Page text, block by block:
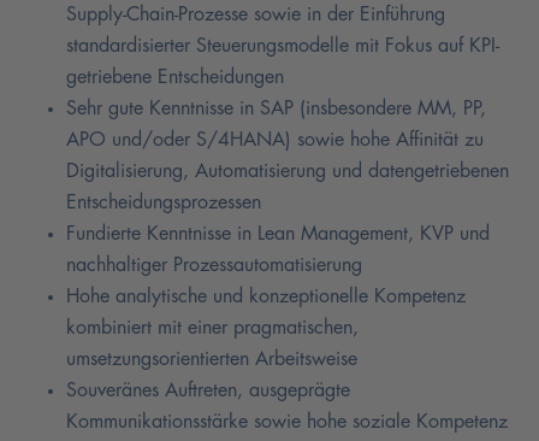
Supply-Chain-Prozesse sowie in der Einführung
standardisierter Steuerungsmodelle mit Fokus auf KPI-
getriebene Entscheidungen
Sehr gute Kenntnisse in SAP (insbesondere MM, PP,
APO und/oder S/4HANA) sowie hohe Affinität zu
Digitalisierung, Automatisierung und datengetriebenen
Entscheidungsprozessen
Fundierte Kenntnisse in Lean Management, KVP und
nachhaltiger Prozessautomatisierung
Hohe analytische und konzeptionelle Kompetenz
kombiniert mit einer pragmatischen,
umsetzungsorientierten Arbeitsweise
Souveränes Auftreten, ausgeprägte
Kommunikationsstärke sowie hohe soziale Kompetenz